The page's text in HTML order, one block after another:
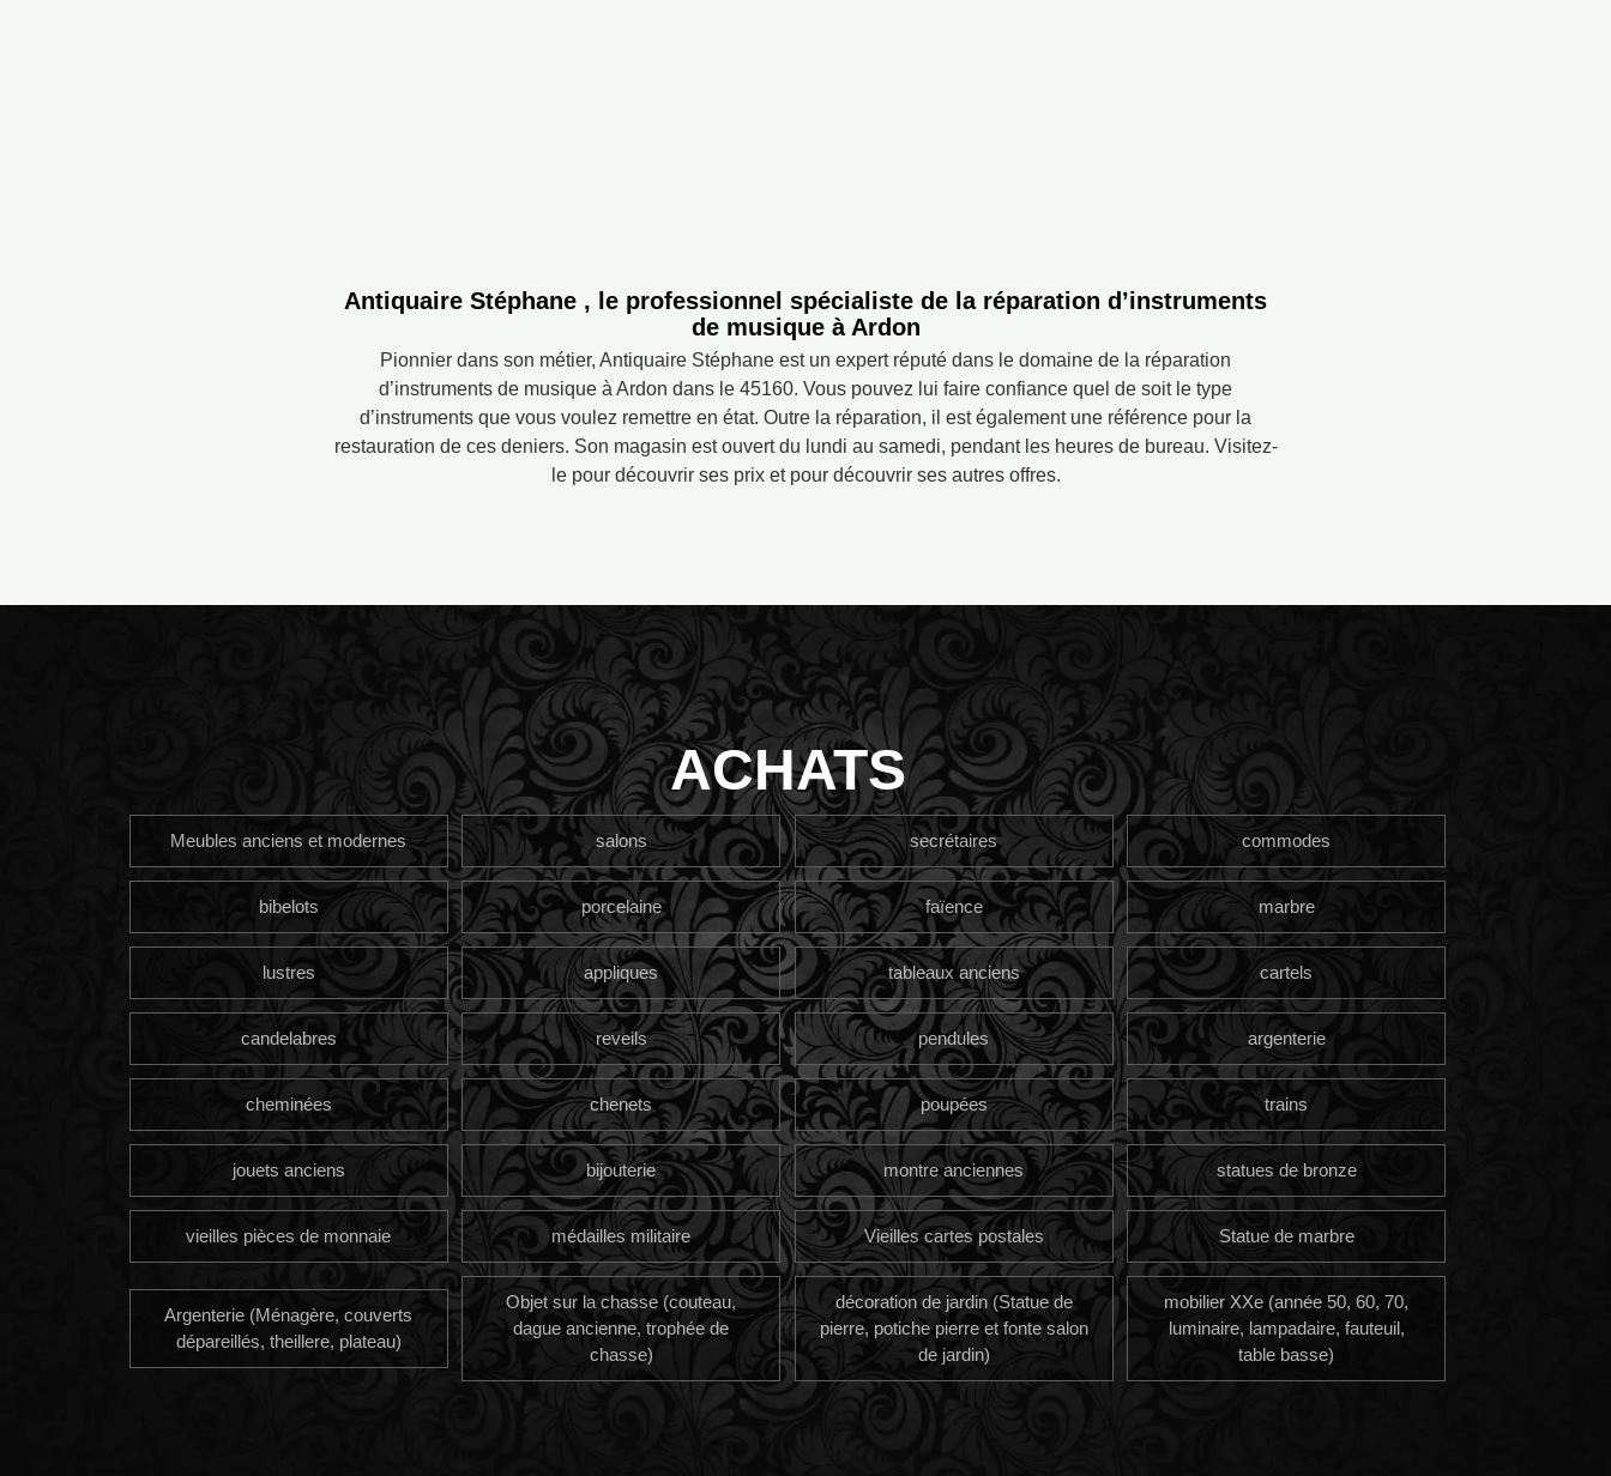
Antiquaire Stéphane , le professionnel spécialiste de la réparation d’instruments
de musique à Ardon
Pionnier dans son métier, Antiquaire Stéphane est un expert réputé dans le domaine de la réparation
d’instruments de musique à Ardon dans le 45160. Vous pouvez lui faire confiance quel de soit le type
d’instruments que vous voulez remettre en état. Outre la réparation, il est également une référence pour la
restauration de ces deniers. Son magasin est ouvert du lundi au samedi, pendant les heures de bureau. Visitez-
le pour découvrir ses prix et pour découvrir ses autres offres.
ACHATS
Meubles anciens et modernes salons secrétaires commodes
bibelots porcelaine faïence marbre
lustres appliques tableaux anciens cartels
candelabres reveils pendules argenterie
cheminées chenets poupées trains
jouets anciens bijouterie montre anciennes statues de bronze
vieilles pièces de monnaie médailles militaire Vieilles cartes postales Statue de marbre
Argenterie (Ménagère, couverts
dépareillés, theillere, plateau)
Objet sur la chasse (couteau,
dague ancienne, trophée de
chasse)
décoration de jardin (Statue de
pierre, potiche pierre et fonte salon
de jardin)
mobilier XXe (année 50, 60, 70,
luminaire, lampadaire, fauteuil,
table basse)